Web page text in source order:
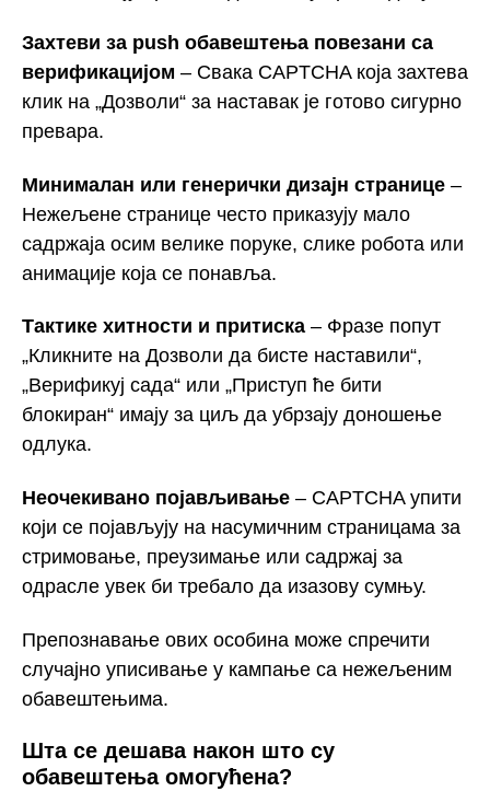
Захтеви за push обавештења повезани са
верификацијом – Свака CAPTCHA која захтева
клик на „Дозволи“ за наставак је готово сигурно
превара.
Минималан или генерички дизајн странице –
Нежељене странице често приказују мало
садржаја осим велике поруке, слике робота или
анимације која се понавља.
Тактике хитности и притиска – Фразе попут
„Кликните на Дозволи да бисте наставили“,
„Верификуј сада“ или „Приступ ће бити
блокиран“ имају за циљ да убрзају доношење
одлука.
Неочекивано појављивање – CAPTCHA упити
који се појављују на насумичним страницама за
стримовање, преузимање или садржај за
одрасле увек би требало да изазову сумњу.
Препознавање ових особина може спречити
случајно уписивање у кампање са нежељеним
обавештењима.
Шта се дешава након што су
обавештења омогућена?